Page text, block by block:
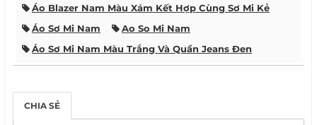
Áo Blazer Nam Màu Xám Kết Hợp Cùng Sơ Mi Kẻ
Áo Sơ Mi Nam
Ao So Mi Nam
Áo Sơ Mi Nam Màu Trắng Và Quần Jeans Đen
Áo Thun Kẻ Ngang
Áo Thunphông Nam
Kết Hợp Trang Phục Công Sở Cho Nam
Mix Blazer Với Áo Thun Kẻ Ngang Và Quần Jeans
CHIA SẺ